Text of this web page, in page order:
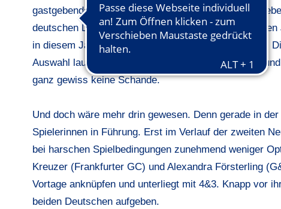
gastgebenden Titelverteidiger aus Schweden.
deutschen Damen. Schweden hat in den beiden
in diesem Jahr sogar auf heimischem Boden spielen.
Auswahl lauten Platz zwei, Platz sieben, Platz acht
ganz gewiss keine Schande.
Und doch wäre mehr drin gewesen. Denn gerade in
Spielerinnen in Führung. Erst im Verlauf der zweiten
bei harschen Spielbedingungen zunehmend weniger
Kreuzer (Frankfurter GC) und Alexandra Försterling
Vortage anknüpfen und unterliegt mit 4&3. Knapp vor
beiden Deutschen aufgeben.